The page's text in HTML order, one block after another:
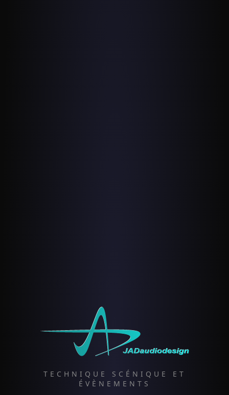
TECHNIQUE SCÉNIQUE ET
ÉVÈNEMENTS